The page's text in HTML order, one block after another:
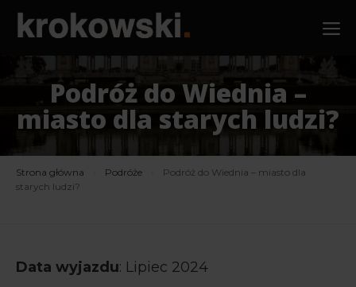
Przejdź
treści
Podróż do Wiednia –
miasto dla starych ludzi?
Strona główna Podróże
Podróż do Wiednia – miasto dla
starych ludzi?
Data wyjazdu: Lipiec 2024